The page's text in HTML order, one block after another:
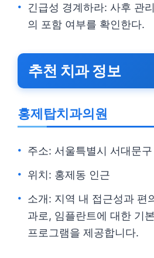
긴급성 경계하라: 사후 관
의 포함 여부를 확인한다.
추천 치과 정보
홍제탑치과의원
주소: 서울특별시 서대문
위치: 홍제동 인근
소개: 지역 내 접근성과 편
과로, 임플란트에 대한 기
프로그램을 제공합니다.